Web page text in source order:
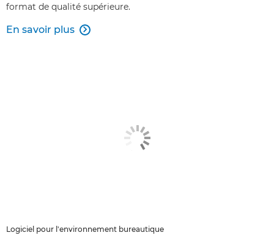
format de qualité supérieure.
En savoir plus 
Logiciel pour l'environnement bureautique